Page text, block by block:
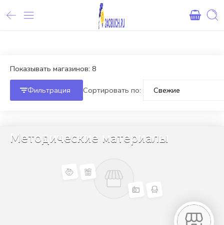
Внимание! При оплате картами Сбербанка, могут
Показывать магазинов: 8
Фильтрация Сортировать по:
Методические материалы